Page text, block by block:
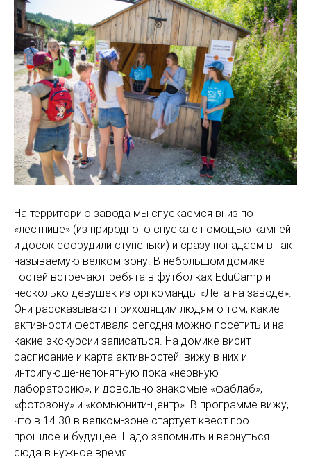
На территорию завода мы спускаемся вниз по
«лестнице» (из природного спуска с помощью камней
и досок соорудили ступеньки) и сразу попадаем в так
называемую велком-зону. В небольшом домике
гостей встречают ребята в футболках EduCamp и
несколько девушек из оргкоманды «Лета на заводе».
Они рассказывают приходящим людям о том, какие
активности фестиваля сегодня можно посетить и на
какие экскурсии записаться. На домике висит
расписание и карта активностей: вижу в них и
интригующе-непонятную пока «нервную
лабораторию», и довольно знакомые «фаблаб»,
«фотозону» и «комьюнити-центр». В программе вижу,
что в 14.30 в велком-зоне стартует квест про
прошлое и будущее. Надо запомнить и вернуться
сюда в нужное время.